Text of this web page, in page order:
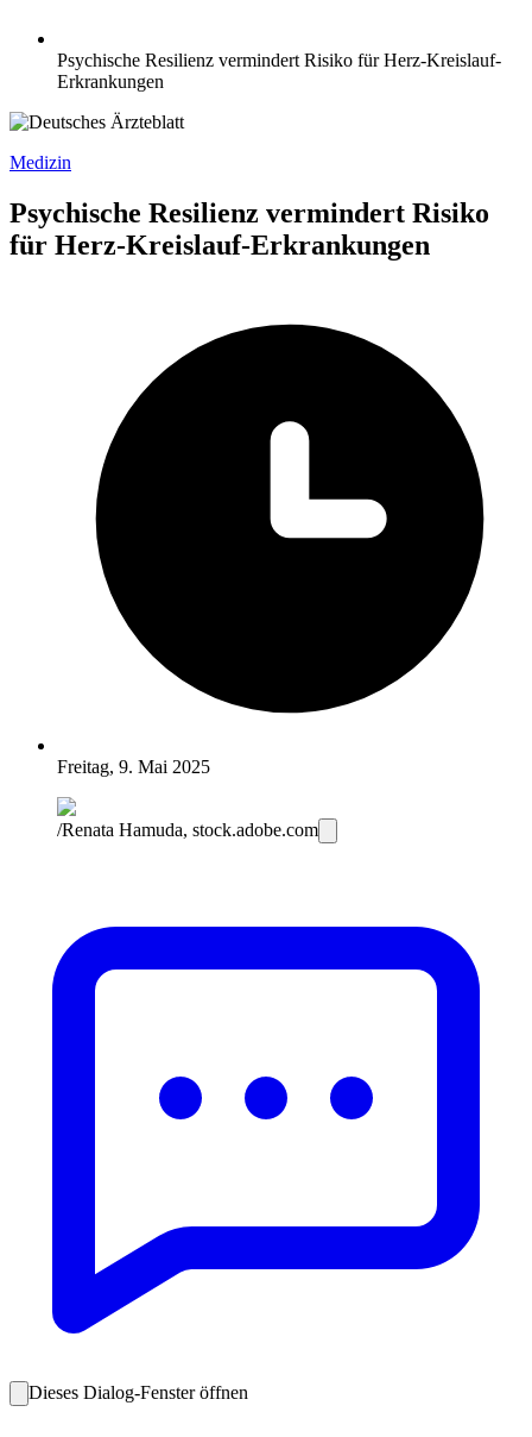
Psychische Resilienz vermindert Risiko für Herz-Kreislauf-
Erkrankungen
Medizin
Psychische Resilienz vermindert Risiko
für Herz-Kreislauf-Erkrankungen
Freitag, 9. Mai 2025
/Renata Hamuda, stock.adobe.com
Dieses Dialog-Fenster öffnen